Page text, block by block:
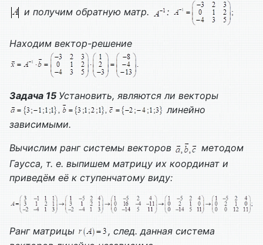
и получим обратную матр.
:
Находим вектор-решение
Задача 15 Установить, являются ли векторы
линейно
зависимыми.
Вычислим ранг системы векторов
методом
Гаусса, т. е. выпишем матрицу их координат и
приведём её к ступенчатому виду:
Ранг матрицы
, след. данная система